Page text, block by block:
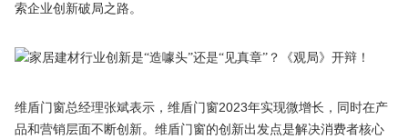
索企业创新破局之路。
维盾门窗总经理张斌表示，维盾门窗2023年实现微增长，同时在产
品和营销层面不断创新。维盾门窗的创新出发点是解决消费者核心